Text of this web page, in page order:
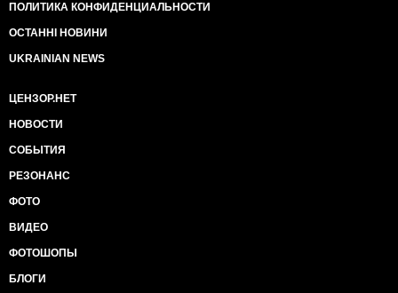
ПОЛИТИКА КОНФИДЕНЦИАЛЬНОСТИ
ОСТАННІ НОВИНИ
UKRAINIAN NEWS
ЦЕНЗОР.НЕТ
НОВОСТИ
СОБЫТИЯ
РЕЗОНАНС
ФОТО
ВИДЕО
ФОТОШОПЫ
БЛОГИ